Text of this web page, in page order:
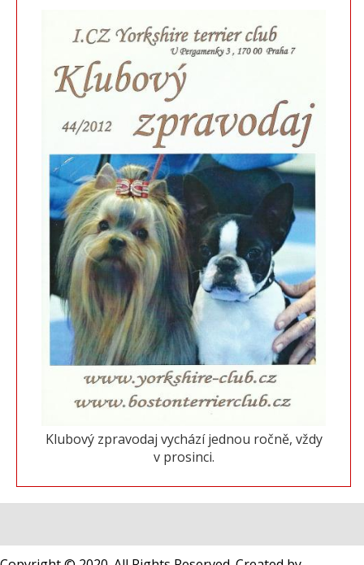
Klubový zpravodaj vychází jednou ročně, vždy
v prosinci.